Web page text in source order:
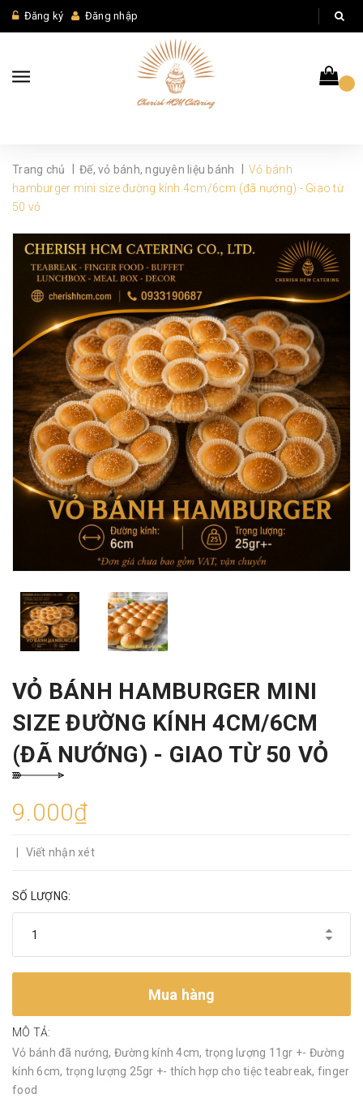
Đăng ký Đăng nhập
Trang chủ Đế, vỏ bánh, nguyên liệu bánh
Vỏ bánh
hamburger mini size đường kính 4cm/6cm (đã nướng) - Giao từ
50 vỏ
VỎ BÁNH HAMBURGER MINI
SIZE ĐƯỜNG KÍNH 4CM/6CM
(ĐÃ NƯỚNG) - GIAO TỪ 50 VỎ
9.000₫
Viết nhận xét
SỐ LƯỢNG:
Mua hàng
MÔ TẢ:
Vỏ bánh đã nướng, Đường kính 4cm, trọng lượng 11gr +- Đường
kính 6cm, trọng lượng 25gr +- thích hợp cho tiệc teabreak, finger
food